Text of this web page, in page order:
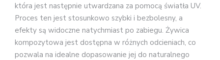
która jest następnie utwardzana za pomocą światła UV.
Proces ten jest stosunkowo szybki i bezbolesny, a
efekty są widoczne natychmiast po zabiegu. Żywica
kompozytowa jest dostępna w różnych odcieniach, co
pozwala na idealne dopasowanie jej do naturalnego